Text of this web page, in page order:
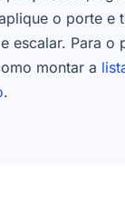
o porte e
escalar. Para o
montar a
.